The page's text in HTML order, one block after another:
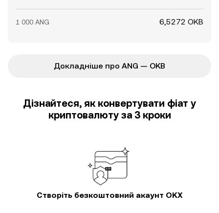
1 000 ANG 6,5272 OKB
Докладніше про ANG — OKB
Дізнайтеся, як конвертувати фіат у
криптовалюту за 3 кроки
Створіть безкоштовний акаунт OKX